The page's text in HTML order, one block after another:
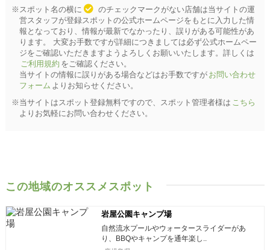
※スポット名の横に
のチェックマークがない店舗は当サイトの運
営スタッフが登録スポットの公式ホームページをもとに入力した情
報となっており、情報が最新でなかったり、誤りがある可能性があ
ります。 大変お手数ですが詳細につきましては必ず公式ホームペー
ジをご確認いただきますようよろしくお願いいたします。詳しくは
ご利用規約 をご確認ください。
当サイトの情報に誤りがある場合などはお手数ですが お問い合わせ
フォーム よりお知らせください。
※当サイトはスポット登録無料ですので、スポット管理者様は こちら
よりお気軽にお問い合わせください。
この地域のオススメスポット
岩屋公園キャンプ場
自然流水プールやウォータースライダーがあ
り、BBQやキャンプを通年楽し..